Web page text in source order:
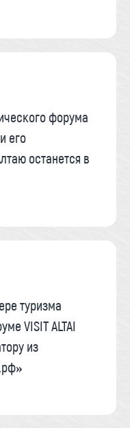
форума
его
останется в
туризма
VISIT ALTAI
из